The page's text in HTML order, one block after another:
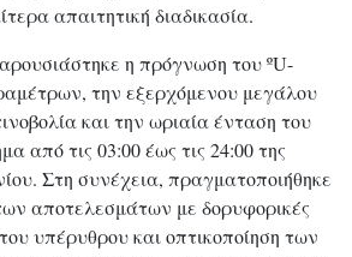
απαιτητική διαδικασία.
η πρόγνωση του ºU-
την εξερχόμενου μεγάλου
και την ωριαία ένταση του
από τις 03:00 έως τις 24:00 της
Στη συνέχεια, πραγματοποιήθηκε
αποτελεσμάτων με δορυφορικές
υπέρυθρου και οπτικοποίηση των